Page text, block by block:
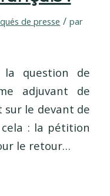
de presse / par
la question de
adjuvant de
sur le devant de
: la pétition
le retour…